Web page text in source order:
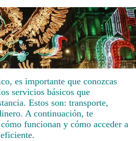
es importante que conozcas
servicios básicos que
Estos son: transporte,
A continuación, te
funcionan y cómo acceder a